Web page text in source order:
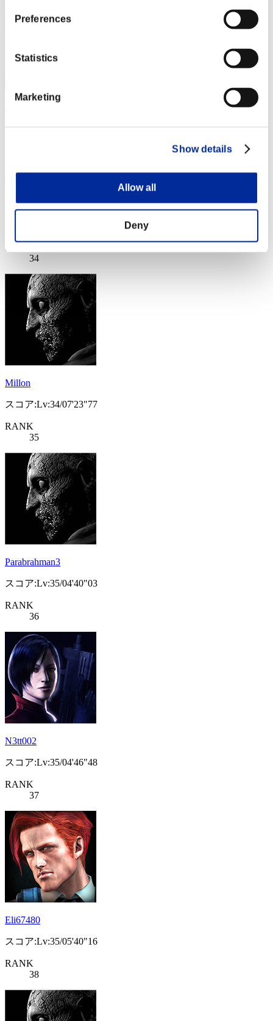
Preferences
Statistics
Marketing
Show details
Allow all
Deny
スコア:Lv:33/31'49"85
UpMarket
34
Millon
スコア:Lv:34/07'23"77
RANK
35
Parabrahman3
スコア:Lv:35/04'40"03
RANK
36
N3tt002
スコア:Lv:35/04'46"48
RANK
37
Eli67480
スコア:Lv:35/05'40"16
RANK
38